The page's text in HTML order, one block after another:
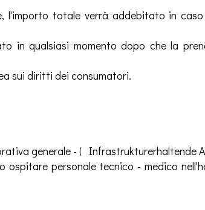
totale verrà addebitato in caso
in qualsiasi momento dopo che la
sui diritti dei consumatori.
generale - ( Infrastrukturerhaltende
personale tecnico - medico